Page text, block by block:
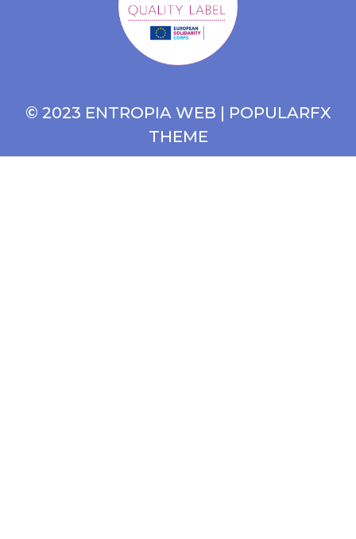
© 2023 ENTROPIA WEB | POPULARFX
THEME